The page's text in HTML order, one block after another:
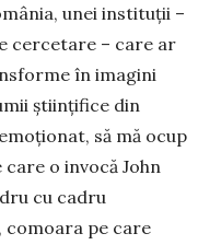
unei instituții –
cercetare – care ar
în imagini
științifice din
să mă ocup
o invocă John
cu cadru
comoara pe care